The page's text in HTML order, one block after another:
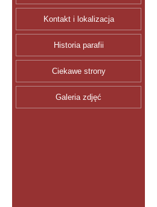
Kontakt i lokalizacja
Historia parafii
Ciekawe strony
Galeria zdjęć